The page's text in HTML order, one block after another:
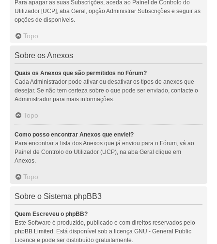
Para apagar as suas Subscrições, aceda ao Painel de Controlo do
Utilizador [UCP], aba Geral, opção Administrar Subscrições e seguir as
opções de disponíveis.
Topo
Sobre os Anexos
Quais os Anexos que são permitidos no Fórum?
Cada Administrador pode ativar ou desativar os tipos de anexos que
desejar. Se não tem certeza sobre o que pode ser enviado, contacte o
Administrador para mais informações.
Topo
Como posso encontrar Anexos que enviei?
Para encontrar a lista dos Anexos que já enviou para o Fórum, vá ao
Painel de Controlo do Utilizador (UCP), na aba Geral clique em
Anexos.
Topo
Sobre o Sistema phpBB3
Quem Escreveu o phpBB?
Este Software é produzido, publicado e com direitos reservados pelo
phpBB Limited. Está disponível sob a licença GNU - General Public
Licence e pode ser distribuído gratuitamente.